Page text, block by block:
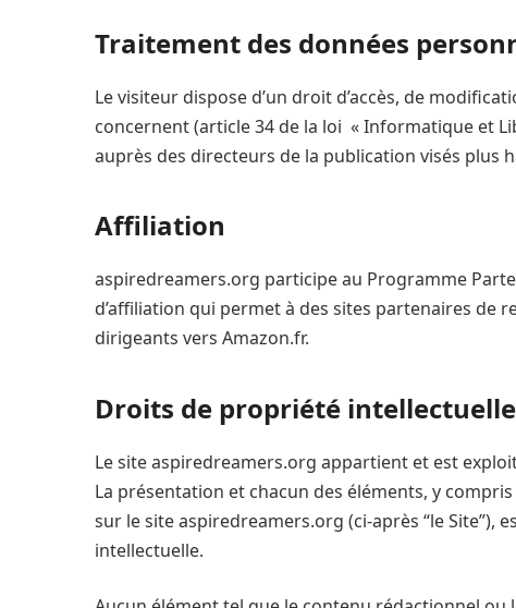
Traitement des données
Le visiteur dispose d’un droit d’accès, de
concernent (article 34 de la loi « Informatique et
auprès des directeurs de la publication visés plus
Affiliation
aspiredreamers.org participe au Programme
d’affiliation qui permet à des sites partenaires de
dirigeants vers Amazon.fr.
Droits de propriété intellectuelle
Le site aspiredreamers.org appartient et est
La présentation et chacun des éléments, y
sur le site aspiredreamers.org (ci-après “le
intellectuelle.